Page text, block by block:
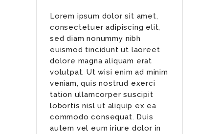
Lorem ipsum dolor sit amet,
consectetuer adipiscing elit,
sed diam nonummy nibh
euismod tincidunt ut laoreet
dolore magna aliquam erat
volutpat. Ut wisi enim ad minim
veniam, quis nostrud exerci
tation ullamcorper suscipit
lobortis nisl ut aliquip ex ea
commodo consequat. Duis
autem vel eum iriure dolor in